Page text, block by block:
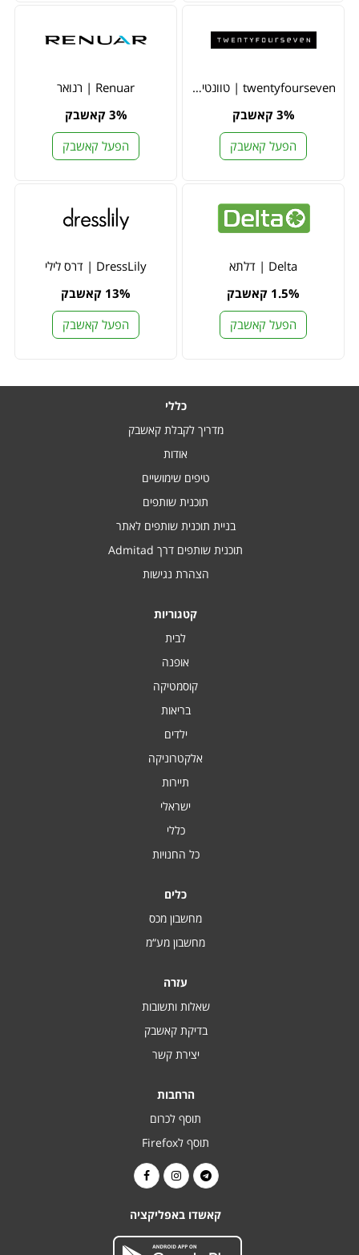
twentyfourseven | טוונטי פור סבן
3% קאשבק
הפעל קאשבק
Renuar | רנואר
3% קאשבק
הפעל קאשבק
Delta | דלתא
1.5% קאשבק
הפעל קאשבק
DressLily | דרס לילי
13% קאשבק
הפעל קאשבק
כללי
מדריך לקבלת קאשבק
אודות
טיפים שימושיים
תוכנית שותפים
בניית תוכנית שותפים לאתר
תוכנית שותפים דרך Admitad
הצהרת נגישות
קטגוריות
לבית
אופנה
קוסמטיקה
בריאות
ילדים
אלקטרוניקה
תיירות
ישראלי
כללי
כל החנויות
כלים
מחשבון מכס
מחשבון מע“מ
עזרה
שאלות ותשובות
בדיקת קאשבק
יצירת קשר
הרחבות
תוסף לכרום
תוסף לFirefox
קאשדו באפליקציה